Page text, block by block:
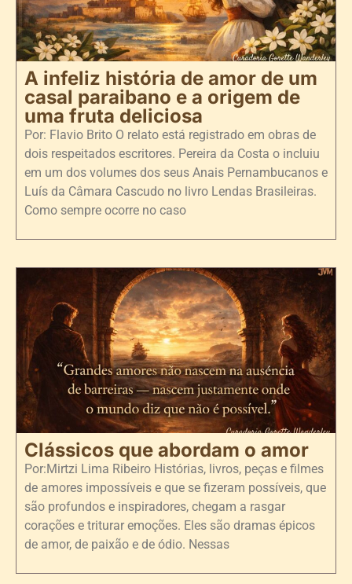
A infeliz história de amor de um
casal paraibano e a origem de
uma fruta deliciosa
Por: Flavio Brito O relato está registrado em obras de
dois respeitados escritores. Pereira da Costa o incluiu
em um dos volumes dos seus Anais Pernambucanos e
Luís da Câmara Cascudo no livro Lendas Brasileiras.
Como sempre ocorre no caso
Clássicos que abordam o amor
Por:Mirtzi Lima Ribeiro Histórias, livros, peças e filmes
de amores impossíveis e que se fizeram possíveis, que
são profundos e inspiradores, chegam a rasgar
corações e triturar emoções. Eles são dramas épicos
de amor, de paixão e de ódio. Nessas